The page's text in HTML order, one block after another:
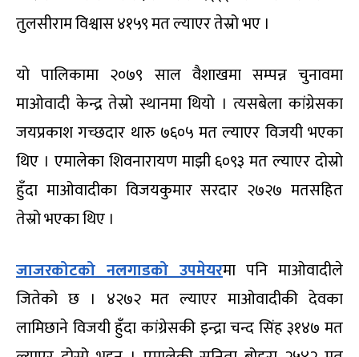
तुलसीराम विश्वास ४१५९ मत ल्याएर तेस्रो भए ।
यो पालिकामा २०७९ साल वैशाखमा सम्पन्न चुनावमा
माओवादी केन्द्र तेस्रो स्थानमा थियो । त्यसबेला कांग्रेसका
जयप्रकाश गच्छदार थारु ७६०५ मत ल्याएर विजयी भएका
थिए । एमालेका शिवनारायण माझी ६०९३ मत ल्याएर दोस्रो
हुँदा माओवादीका विजयकुमार सरदार २७२७ मतसहित
तेस्रो भएका थिए ।
जाजरकोटको नलगाडको उपमेयरमा पनि माओवादीले
जितेको छ । ४२७२ मत ल्याएर माओवादीकी देवका
लामिछाने विजयी हुँदा कांग्रेसकी इन्द्रा चन्द सिंह ३१४७ मत